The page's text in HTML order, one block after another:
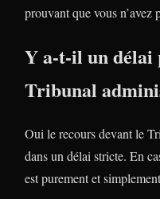
prouvant que vous n’avez
Y a-t-il un délai
Tribunal
Oui le recours devant le
dans un délai stricte. En
est purement et